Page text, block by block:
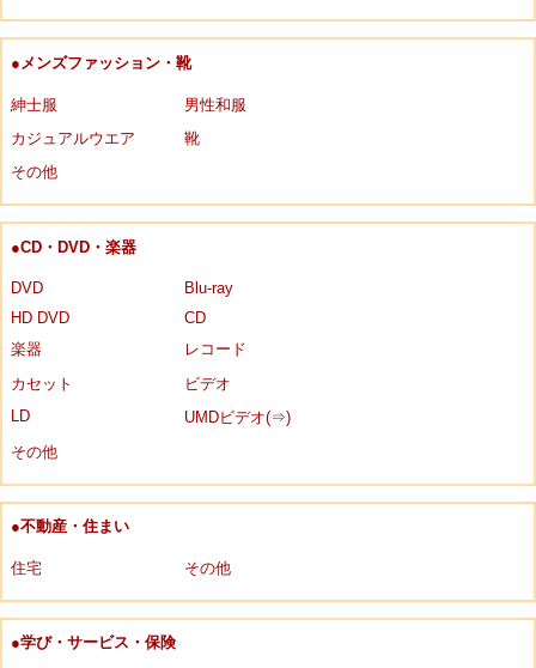
●メンズファッション・靴
紳士服
男性和服
カジュアルウエア
靴
その他
●CD・DVD・楽器
DVD
Blu-ray
HD DVD
CD
楽器
レコード
カセット
ビデオ
LD
UMDビデオ(⇒)
その他
●不動産・住まい
住宅 その他
●学び・サービス・保険